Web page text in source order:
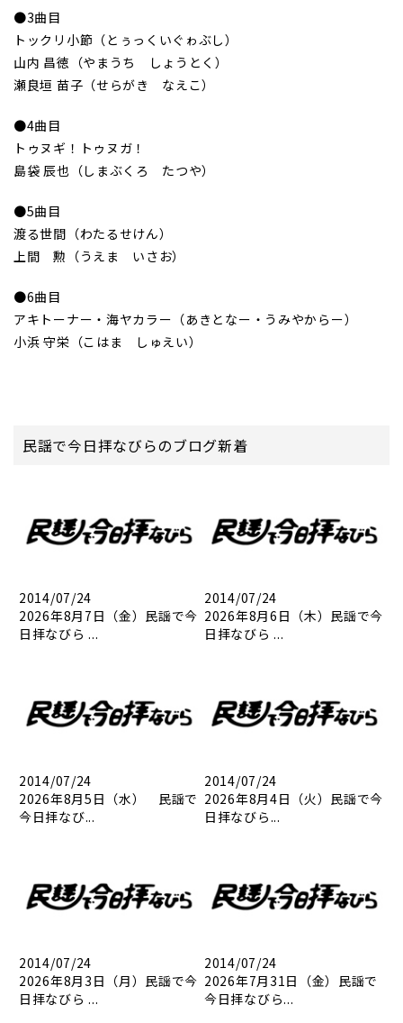
●3曲目
トックリ小節（とぅっくいぐゎぶし）
山内 昌徳（やまうち しょうとく）
瀬良垣 苗子（せらがき なえこ）
●4曲目
トゥヌギ！トゥヌガ！
島袋 辰也（しまぶくろ たつや）
●5曲目
渡る世間（わたるせけん）
上間 勲（うえま いさお）
●6曲目
アキトーナー・海ヤカラー（あきとなー・うみやからー）
小浜 守栄（こはま しゅえい）
民謡で今日拝なびらのブログ新着
2014/07/24
2026年8月7日（金）民謡で今
日拝なびら ...
2014/07/24
2026年8月6日（木）民謡で今
日拝なびら ...
2014/07/24
2026年8月5日（水） 民謡で
今日拝なび...
2014/07/24
2026年8月4日（火）民謡で今
日拝なびら...
2014/07/24
2026年8月3日（月）民謡で今
日拝なびら ...
2014/07/24
2026年7月31日（金）民謡で
今日拝なびら...